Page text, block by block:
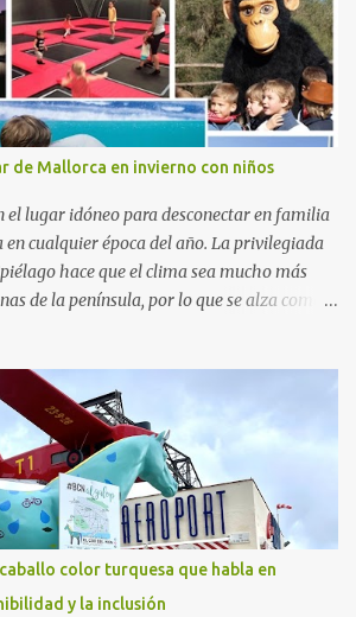
Servicio de Oncología Pediátrica del
e investigadora del grupo de Investigación
en la Infancia y la Adolescencia del Vall
Investigación (VHIR); Anna Saló, psicóloga
Pediátrica del Vall d’Hebron y del grupo
en Cáncer en la Infancia y la
y Teresa Xipell, fisioterapeuta y directora de
Federica Cerdá. Imágenes cortesía de
de Mallorca en invierno con niños
el lugar idóneo para desconectar en familia
en cualquier época del año. La privilegiada
hace que el clima sea mucho más
de la península, por lo que se alza como
abanico de posibilidades, desde
propuestas lúdicas o deportivas, hasta
para poder disfrutar al máximo con los
experiencia inolvidable. Palma Aquarium
de la capital Balear y a tan sólo 500
encuentra el Palma Aquarium, un lugar
quedarán fascinados con los 8.000
distintas procedentes del Mediterráneo
color turquesa que habla en
y la inclusión